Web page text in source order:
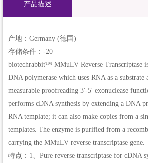
产品描述
产地：Germany (德国)
存储条件：-20
biotechrabbit™ MMuLV Reverse Transcriptase
DNA polymerase which uses RNA as a substrate
measurable proofreading 3'-5' exonuclease
performs cDNA synthesis by extending a DNA
RNA template; it can also make copies from a
templates. The enzyme is purified from a
carrying the MMuLV reverse transcriptase gene.
特点：1、Pure reverse transcriptase for cDNA